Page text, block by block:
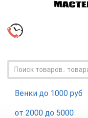
Венки до 1000 руб
от 2000 до 5000